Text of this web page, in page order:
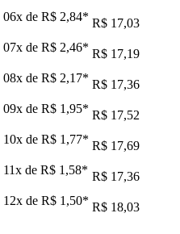
06x de R$ 2,84* R$ 17,03
07x de R$ 2,46* R$ 17,19
08x de R$ 2,17* R$ 17,36
09x de R$ 1,95* R$ 17,52
10x de R$ 1,77* R$ 17,69
11x de R$ 1,58* R$ 17,36
12x de R$ 1,50* R$ 18,03